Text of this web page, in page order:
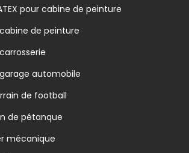
pour cabine de peinture
de peinture
automobile
de football
de pétanque
mécanique